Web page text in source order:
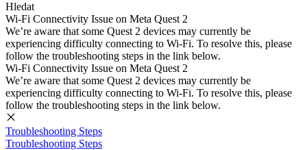
Hledat
Wi-Fi Connectivity Issue on Meta Quest 2
We’re aware that some Quest 2 devices may currently be
experiencing difficulty connecting to Wi-Fi. To resolve this, please
follow the troubleshooting steps in the link below.
Wi-Fi Connectivity Issue on Meta Quest 2
We’re aware that some Quest 2 devices may currently be
experiencing difficulty connecting to Wi-Fi. To resolve this, please
follow the troubleshooting steps in the link below.
Troubleshooting Steps
Troubleshooting Steps